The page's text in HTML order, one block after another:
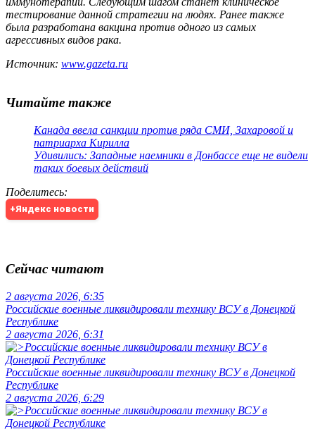
тестирование данной стратегии на людях. Ранее также
была разработана вакцина против одного из самых
агрессивных видов рака.
Источник: www.gazeta.ru
Читайте также
Канада ввела санкции против ряда СМИ, Захаровой и
патриарха Кирилла
Удивились: Западные наемники в Донбассе еще не видели
таких боевых действий
Поделитесь:
+Яндекс новости
Сейчас читают
2 августа 2026, 6:35
Российские военные ликвидировали технику ВСУ в Донецкой
Республике
2 августа 2026, 6:31
Российские военные ликвидировали технику ВСУ в Донецкой
Республике
2 августа 2026, 6:29